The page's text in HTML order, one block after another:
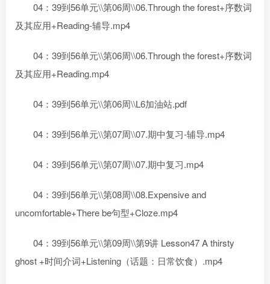
04：39到56单元\\第06周\\06.Through the forest+序数词
及其应用+Reading-辅导.mp4
04：39到56单元\\第06周\\06.Through the forest+序数词
及其应用+Reading.mp4
04：39到56单元\\第06周\\L6加油站.pdf
04：39到56单元\\第07周\\07.期中复习-辅导.mp4
04：39到56单元\\第07周\\07.期中复习.mp4
04：39到56单元\\第08周\\08.Expensive and
uncomfortable+There be句型+Cloze.mp4
04：39到56单元\\第09周\\第9讲 Lesson47 A thirsty
ghost +时间介词+Listening（话题：日常饮食）.mp4